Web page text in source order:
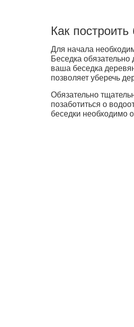
Как построить
Для начала
Беседка
ваша беседка
позволяет уберечь
Обязательно
позаботиться о
беседки необходимо